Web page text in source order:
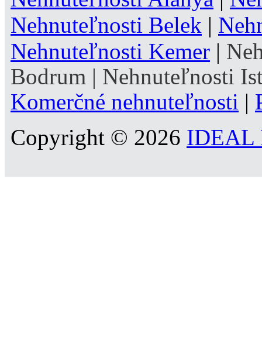
Nehnuteľnosti Belek |
Nehnuteľnosti Kemer |
Bodrum | Nehnuteľnosti
Komerčné nehnuteľnosti |
Copyright © 2026 IDEAL